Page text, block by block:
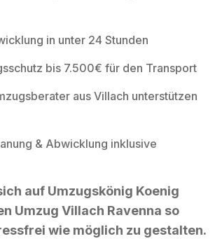
in unter 24 Stunden
bis 7.500€ für den Transport
aus Villach unterstützen
& Abwicklung inklusive
auf Umzugskönig Koenig
Umzug Villach Ravenna so
wie möglich zu gestalten.